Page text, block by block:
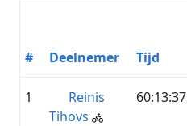
# Deelnemer Tijd
1
Reinis
Tihovs
60:13:37